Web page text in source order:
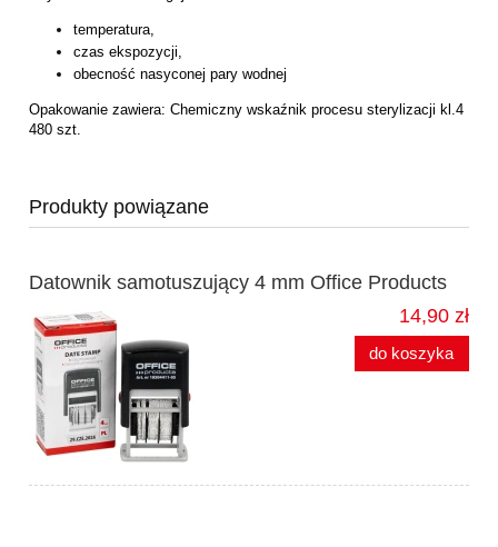
temperatura,
czas ekspozycji,
obecność nasyconej pary wodnej
Opakowanie zawiera: Chemiczny wskaźnik procesu sterylizacji kl.4
480 szt.
Produkty powiązane
Datownik samotuszujący 4 mm Office Products
14,90 zł
do koszyka